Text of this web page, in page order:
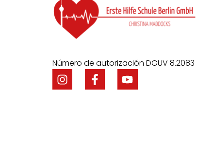
Número de autorización DGUV 8.2083